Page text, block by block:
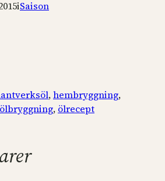
iSaison
, hembryggning
ölbryggning, ölrecept